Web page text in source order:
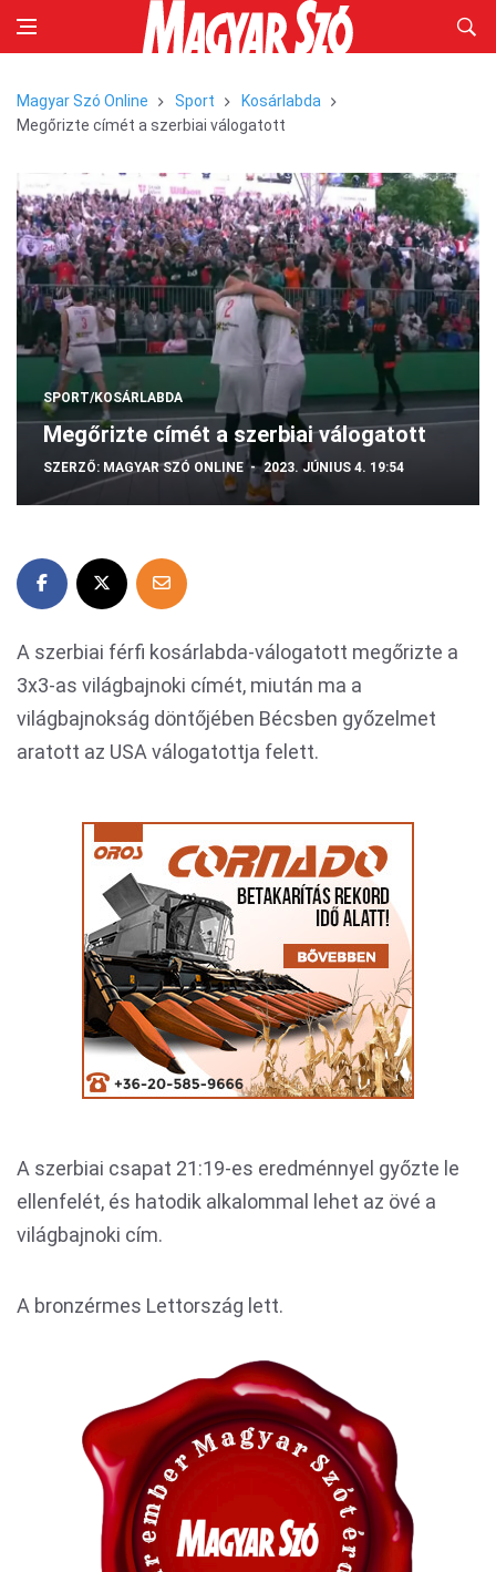
Magyar Szó Online Sport
Kosárlabda
Megőrizte címét a szerbiai válogatott
SPORT/KOSÁRLABDA
Megőrizte címét a szerbiai válogatott
SZERZŐ: MAGYAR SZÓ ONLINE 2023. JÚNIUS 4. 19:54
A szerbiai férfi kosárlabda-válogatott megőrizte a
3x3-as világbajnoki címét, miután ma a
világbajnokság döntőjében Bécsben győzelmet
aratott az USA válogatottja felett.
A szerbiai csapat 21:19-es eredménnyel győzte le
ellenfelét, és hatodik alkalommal lehet az övé a
világbajnoki cím.
A bronzérmes Lettország lett.